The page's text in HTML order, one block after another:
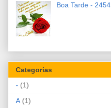
Boa Tarde - 2454
Categorias
- (1)
A (1)